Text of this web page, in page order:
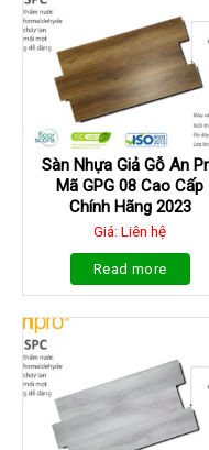
Sàn Nhựa Giả Gỗ An
Mã GPG 08 Cao Cấp
Chính Hãng 2023
Giá: Liên hệ
Read more